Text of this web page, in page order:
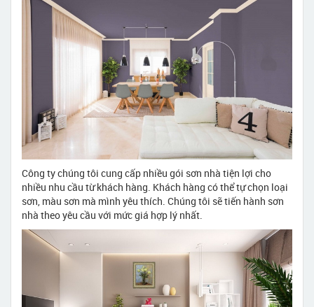
Công ty chúng tôi cung cấp nhiều gói sơn nhà tiện lợi cho
nhiều nhu cầu từ khách hàng. Khách hàng có thể tự chọn loại
sơn, màu sơn mà mình yêu thích. Chúng tôi sẽ tiến hành sơn
nhà theo yêu cầu với mức giá hợp lý nhất.